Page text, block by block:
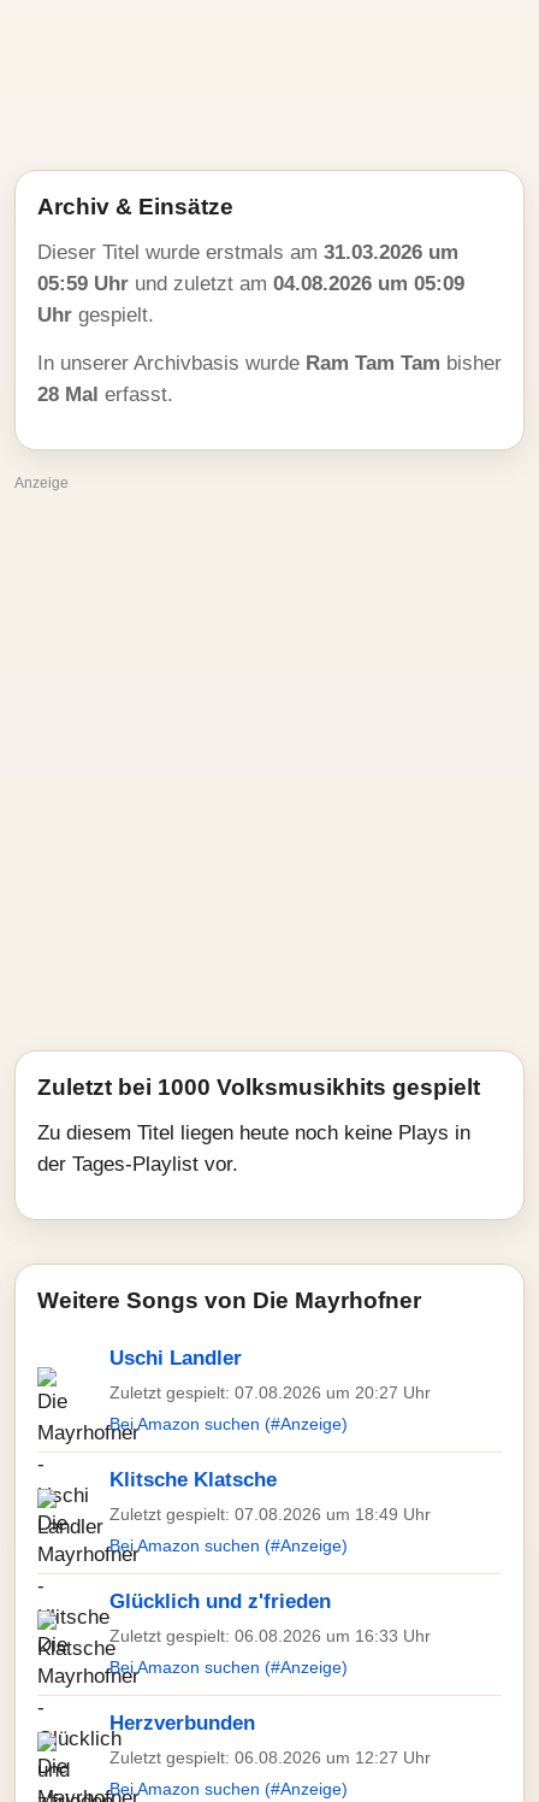
Archiv & Einsätze
Dieser Titel wurde erstmals am 31.03.2026 um
05:59 Uhr und zuletzt am 04.08.2026 um 05:09
Uhr gespielt.
In unserer Archivbasis wurde Ram Tam Tam bisher
28 Mal erfasst.
Anzeige
Zuletzt bei 1000 Volksmusikhits gespielt
Zu diesem Titel liegen heute noch keine Plays in
der Tages-Playlist vor.
Weitere Songs von Die Mayrhofner
Uschi Landler
Zuletzt gespielt: 07.08.2026 um 20:27 Uhr
Bei Amazon suchen (#Anzeige)
Klitsche Klatsche
Zuletzt gespielt: 07.08.2026 um 18:49 Uhr
Bei Amazon suchen (#Anzeige)
Glücklich und z'frieden
Zuletzt gespielt: 06.08.2026 um 16:33 Uhr
Bei Amazon suchen (#Anzeige)
Herzverbunden
Zuletzt gespielt: 06.08.2026 um 12:27 Uhr
Bei Amazon suchen (#Anzeige)